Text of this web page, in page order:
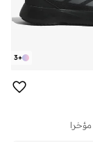
+
3